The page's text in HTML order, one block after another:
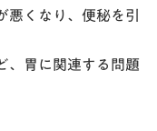
悪くなり、便秘を引
、胃に関連する問題